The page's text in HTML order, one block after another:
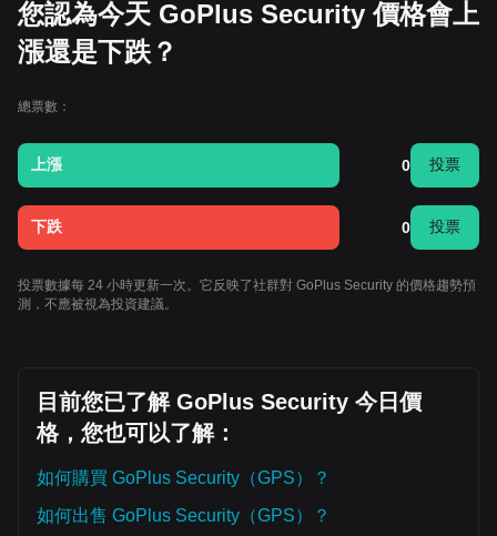
您認為今天 GoPlus Security 價格會上
漲還是下跌？
總票數：
上漲 0 投票
下跌 0 投票
投票數據每 24 小時更新一次。它反映了社群對 GoPlus Security 的價格趨勢預
測，不應被視為投資建議。
目前您已了解 GoPlus Security 今日價
格，您也可以了解：
如何購買 GoPlus Security（GPS）？
如何出售 GoPlus Security（GPS）？